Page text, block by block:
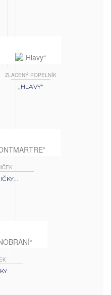
ZLACENÝ POPELNÍK
„HLAVY“